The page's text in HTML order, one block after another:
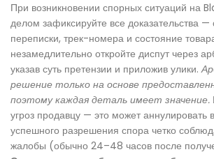
При возникновении спорных ситуаций на
делом зафиксируйте все доказательства
переписки, трек-номера и состояние
незамедлительно откройте диспут через
указав суть претензии и приложив улики.
решение только на основе
поэтому каждая деталь имеет значение.
угроз продавцу — это может аннулировать
успешного разрешения спора четко
жалобы (обычно 24–48 часов после